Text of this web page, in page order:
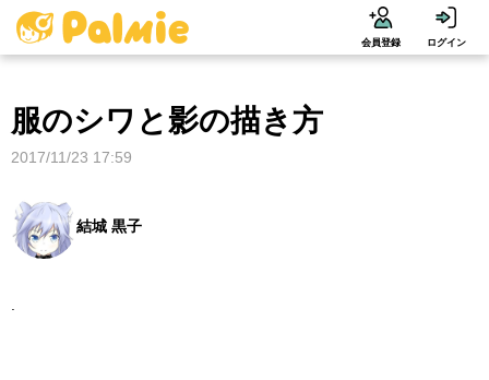
会員登録 ログイン
服のシワと影の描き方
2017/11/23 17:59
結城 黒子